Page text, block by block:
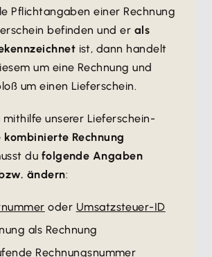
Pflichtangaben einer Rechnung
befinden und er als
ist, dann handelt
um eine Rechnung und
um einen Lieferschein.
unserer Lieferschein-
kombinierte Rechnung
du folgende Angaben
ändern:
oder Umsatzsteuer-ID
als Rechnung
Rechnungsnummer